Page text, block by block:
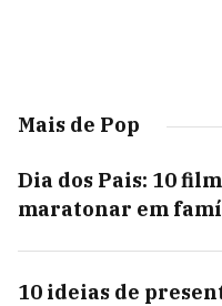
Mais de Pop
Dia dos Pais: 10
maratonar em
10 ideias de